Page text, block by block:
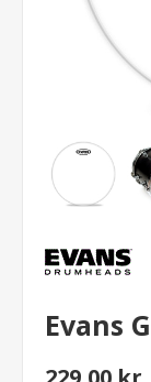
Evans